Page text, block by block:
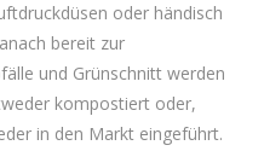
oder händisch
bereit zur
und Grünschnitt werden
kompostiert oder,
in den Markt eingeführt.